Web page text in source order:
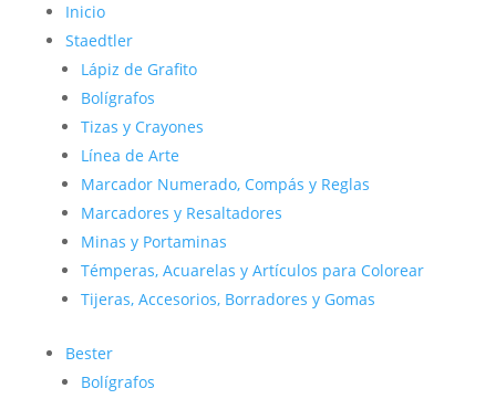
Inicio
Staedtler
Lápiz de Grafito
Bolígrafos
Tizas y Crayones
Línea de Arte
Marcador Numerado, Compás y Reglas
Marcadores y Resaltadores
Minas y Portaminas
Témperas, Acuarelas y Artículos para Colorear
Tijeras, Accesorios, Borradores y Gomas
Bester
Bolígrafos